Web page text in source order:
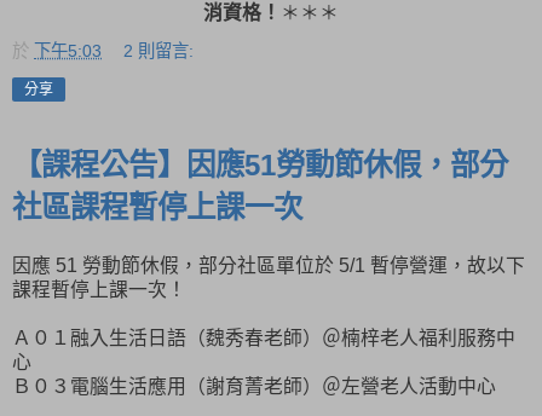
消資格！ ＊＊＊
於 下午5:03 2 則留言:
分享
【課程公告】因應51勞動節休假，部分
社區課程暫停上課一次
因應 51 勞動節休假，部分社區單位於 5/1 暫停營運，故以下
課程暫停上課一次！
Ａ０１融入生活日語（魏秀春老師）＠楠梓老人福利服務中
心
Ｂ０３電腦生活應用（謝育菁老師）＠左營老人活動中心